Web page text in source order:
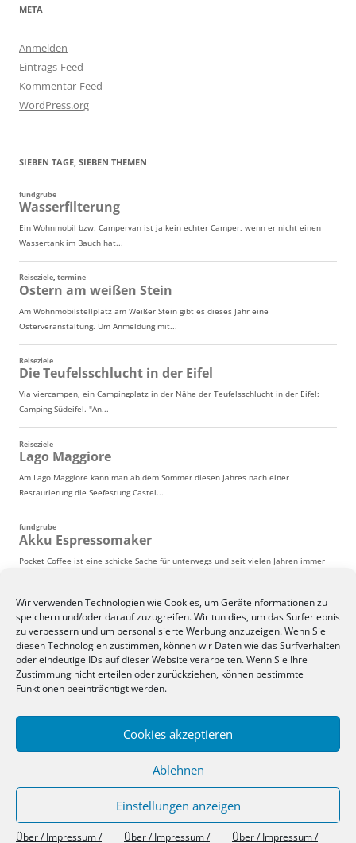
Wir verwenden Technologien wie Cookies, um Geräteinformationen zu
speichern und/oder darauf zuzugreifen. Wir tun dies, um das Surferlebnis
zu verbessern und um personalisierte Werbung anzuzeigen. Wenn Sie
diesen Technologien zustimmen, können wir Daten wie das Surfverhalten
oder eindeutige IDs auf dieser Website verarbeiten. Wenn Sie Ihre
Zustimmung nicht erteilen oder zurückziehen, können bestimmte
Funktionen beeinträchtigt werden.
Cookies akzeptieren
Ablehnen
Einstellungen anzeigen
Über / Impressum /
Über / Impressum /
Über / Impressum /
META
Anmelden
Eintrags-Feed
Kommentar-Feed
WordPress.org
SIEBEN TAGE, SIEBEN THEMEN
Über / Impressum / Datenschutz Stolz präsentiert von WordPress